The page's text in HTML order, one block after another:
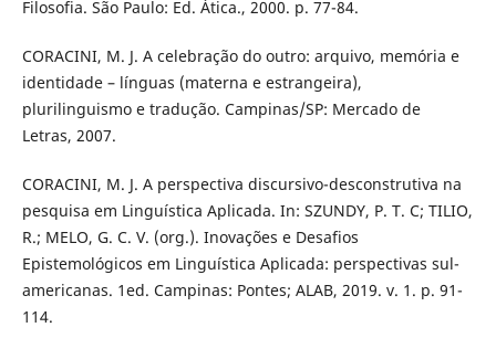
Filosofia. São Paulo: Ed. Ática., 2000. p. 77-84.
CORACINI, M. J. A celebração do outro: arquivo, memória e
identidade – línguas (materna e estrangeira),
plurilinguismo e tradução. Campinas/SP: Mercado de
Letras, 2007.
CORACINI, M. J. A perspectiva discursivo-desconstrutiva na
pesquisa em Linguística Aplicada. In: SZUNDY, P. T. C; TILIO,
R.; MELO, G. C. V. (org.). Inovações e Desafios
Epistemológicos em Linguística Aplicada: perspectivas sul-
americanas. 1ed. Campinas: Pontes; ALAB, 2019. v. 1. p. 91-
114.